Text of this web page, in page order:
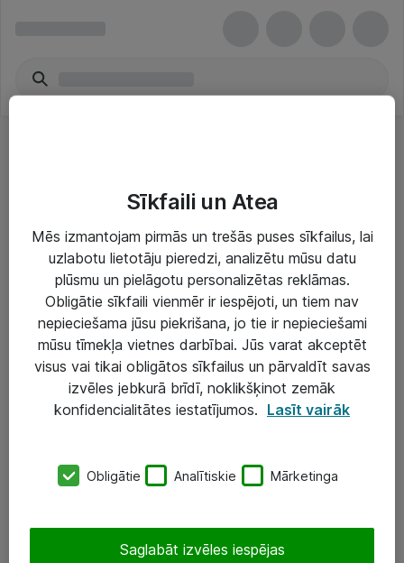
Risinājumi & Pakalpojumi
IT serviss un atbalsts
IT infrastruktūra
Darba vietu IT risinājumi
Serveri un datu centri
SIA „ATEA”
eShop@atea.lv
Sīkfaili un Atea
Mēs izmantojam pirmās un trešās puses sīkfailus, lai
uzlabotu lietotāju pieredzi, analizētu mūsu datu
plūsmu un pielāgotu personalizētas reklāmas.
Obligātie sīkfaili vienmēr ir iespējoti, un tiem nav
nepieciešama jūsu piekrišana, jo tie ir nepieciešami
mūsu tīmekļa vietnes darbībai. Jūs varat akceptēt
visus vai tikai obligātos sīkfailus un pārvaldīt savas
izvēles jebkurā brīdī, noklikšķinot zemāk
konfidencialitātes iestatījumos. Lasīt vairāk
Obligātie Analītiskie Mārketinga
Saglabāt izvēles iespējas